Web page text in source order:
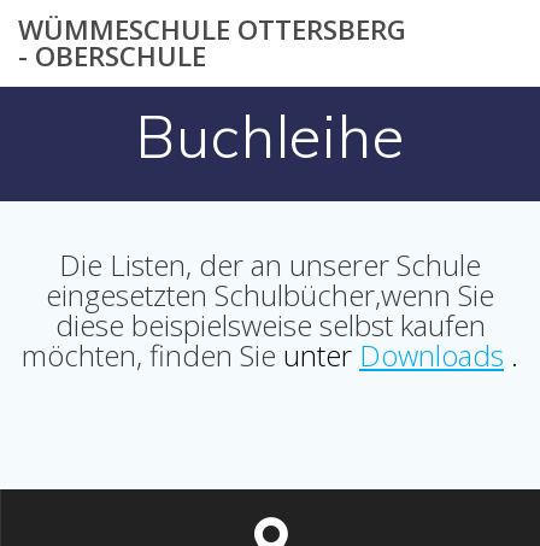
Inhalt
WÜMMESCHULE OTTERSBERG
- OBERSCHULE
Buchleihe
Die Listen, der an unserer Schule
eingesetzten Schulbücher,wenn Sie
diese beispielsweise selbst kaufen
möchten, finden Sie unter Downloads .